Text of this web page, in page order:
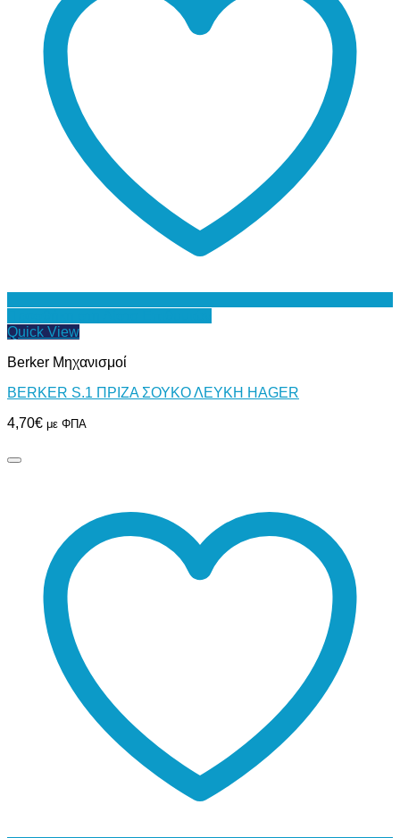
Quick View
Berker Μηχανισμοί
BERKER S.1 ΠΡΙΖΑ ΣΟΥΚΟ ΛΕΥΚΗ HAGER
4,70€ με ΦΠΑ